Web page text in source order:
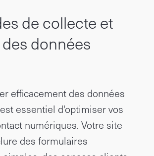
de collecte et
données
efficacement des données
essentiel d'optimiser vos
numériques. Votre site
des formulaires